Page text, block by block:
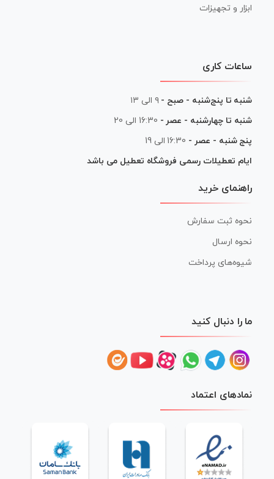
ابزار و تجهیزات
ساعات کاری
شنبه تا پنج‌شنبه - صبح - ۹ الی ۱۳
شنبه تا چهارشنبه - عصر - 16:30 الی 20
پنج شنبه - عصر - 16:30 الی 19
ایام تعطیلات رسمی فروشگاه تعطیل می باشد
راهنمای خرید
نحوه ثبت سفارش
نحوه ارسال
شیوه‌های پرداخت
ما را دنبال کنید
نمادهای اعتماد